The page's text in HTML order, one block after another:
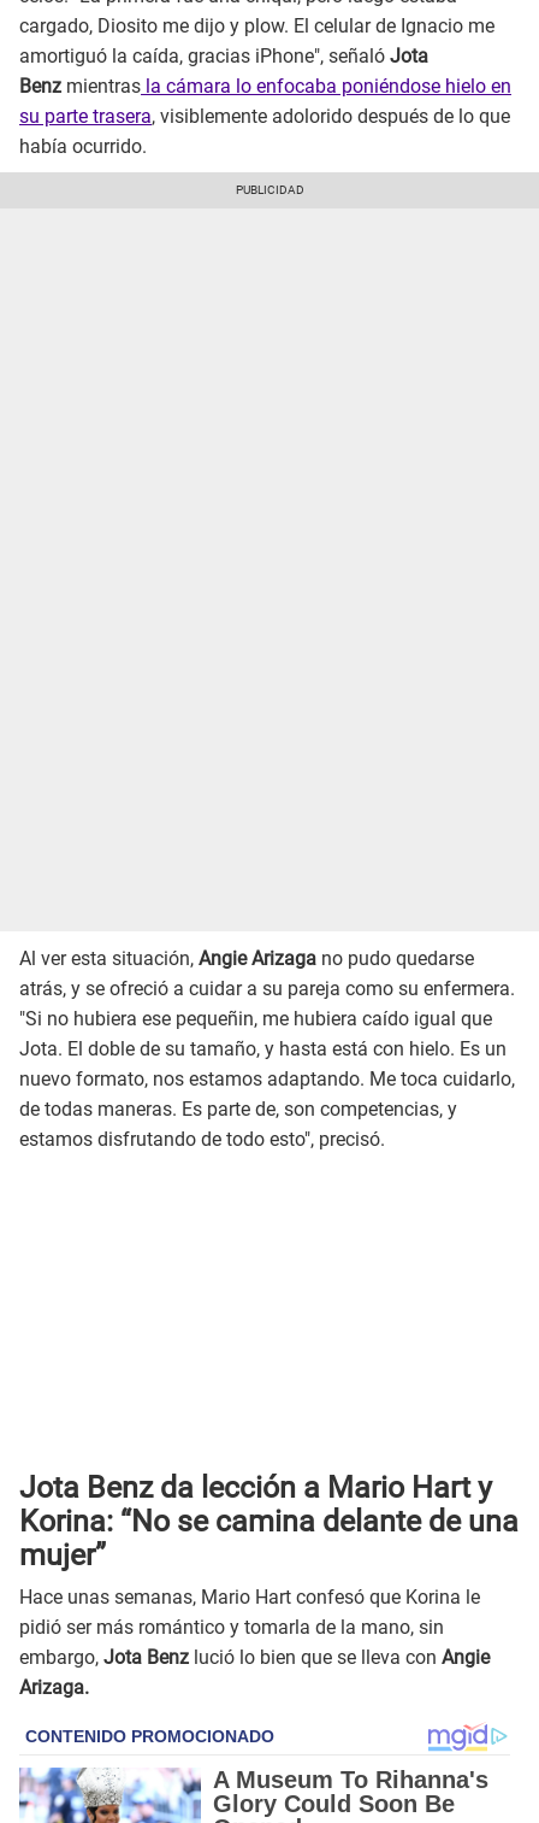
cargado, Diosito me dijo y plow. El celular de Ignacio me
amortiguó la caída, gracias iPhone", señaló Jota
Benz mientras la cámara lo enfocaba poniéndose hielo en
su parte trasera, visiblemente adolorido después de lo que
había ocurrido.
Al ver esta situación, Angie Arizaga no pudo quedarse
atrás, y se ofreció a cuidar a su pareja como su enfermera.
"Si no hubiera ese pequeñin, me hubiera caído igual que
Jota. El doble de su tamaño, y hasta está con hielo. Es un
nuevo formato, nos estamos adaptando. Me toca cuidarlo,
de todas maneras. Es parte de, son competencias, y
estamos disfrutando de todo esto", precisó.
Jota Benz da lección a Mario Hart y
Korina: “No se camina delante de una
mujer”
Hace unas semanas, Mario Hart confesó que Korina le
pidió ser más romántico y tomarla de la mano, sin
embargo, Jota Benz lució lo bien que se lleva con Angie
Arizaga.